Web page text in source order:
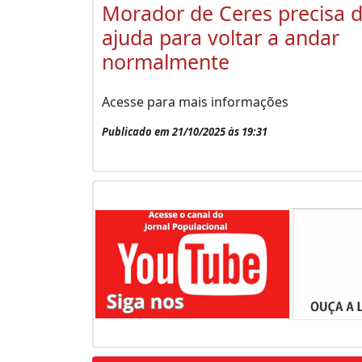
Morador de Ceres precisa
ajuda para voltar a andar
normalmente
Acesse para mais informações
Publicado em 21/10/2025 às 19:31